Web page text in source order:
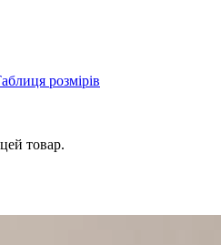
розмірів
товар.